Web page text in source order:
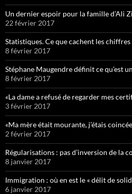
Un dernier espoir pour la famille d’Ali
22 février 2017
Statistiques. Ce que cachent les
8 février 2017
Stéphane Maugendre définit ce qu’est
8 février 2017
«La dame a refusé de regarder mes
3 février 2017
«Ma mère était mourante, j’étais
2 février 2017
Régularisations : pas d’inversion de la
8 janvier 2017
Immigration : où en est le « délit de
6 janvier 2017